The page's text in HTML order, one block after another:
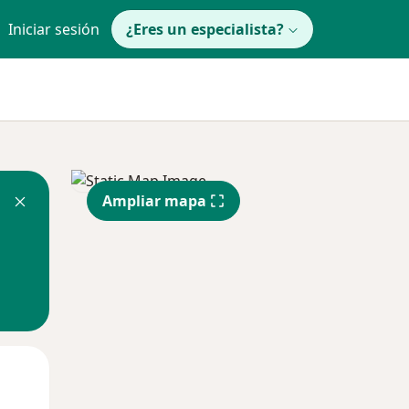
Iniciar sesión ¿Eres un especialista?
Ampliar mapa